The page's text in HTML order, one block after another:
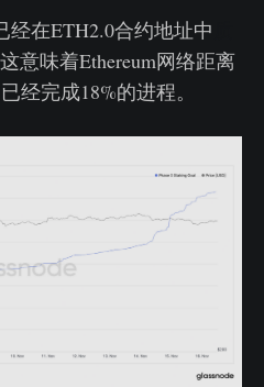
经在ETH2.0合约地址中
意味着Ethereum网络距离
已经完成18%的进程。